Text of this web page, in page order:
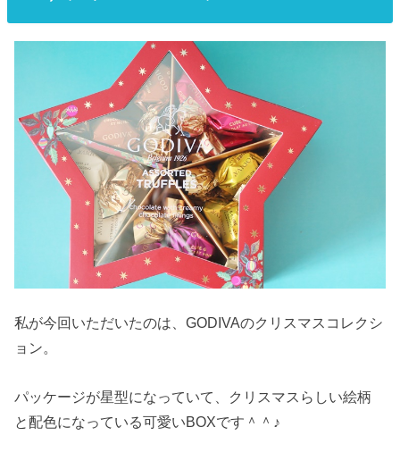
私が今回いただいたのは、GODIVAのクリスマスコレクシ
ョン。
パッケージが星型になっていて、クリスマスらしい絵柄
と配色になっている可愛いBOXです＾＾♪